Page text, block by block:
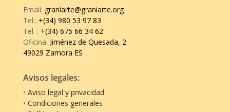
Email: graniarte@graniarte.org
Tel.: +(34) 980 53 97 83
Tel. : +(34) 675 66 34 62
Oficina: Jiménez de Quesada, 2
49029 Zamora ES
Avisos legales:
• Aviso legal y privacidad
• Condiciones generales